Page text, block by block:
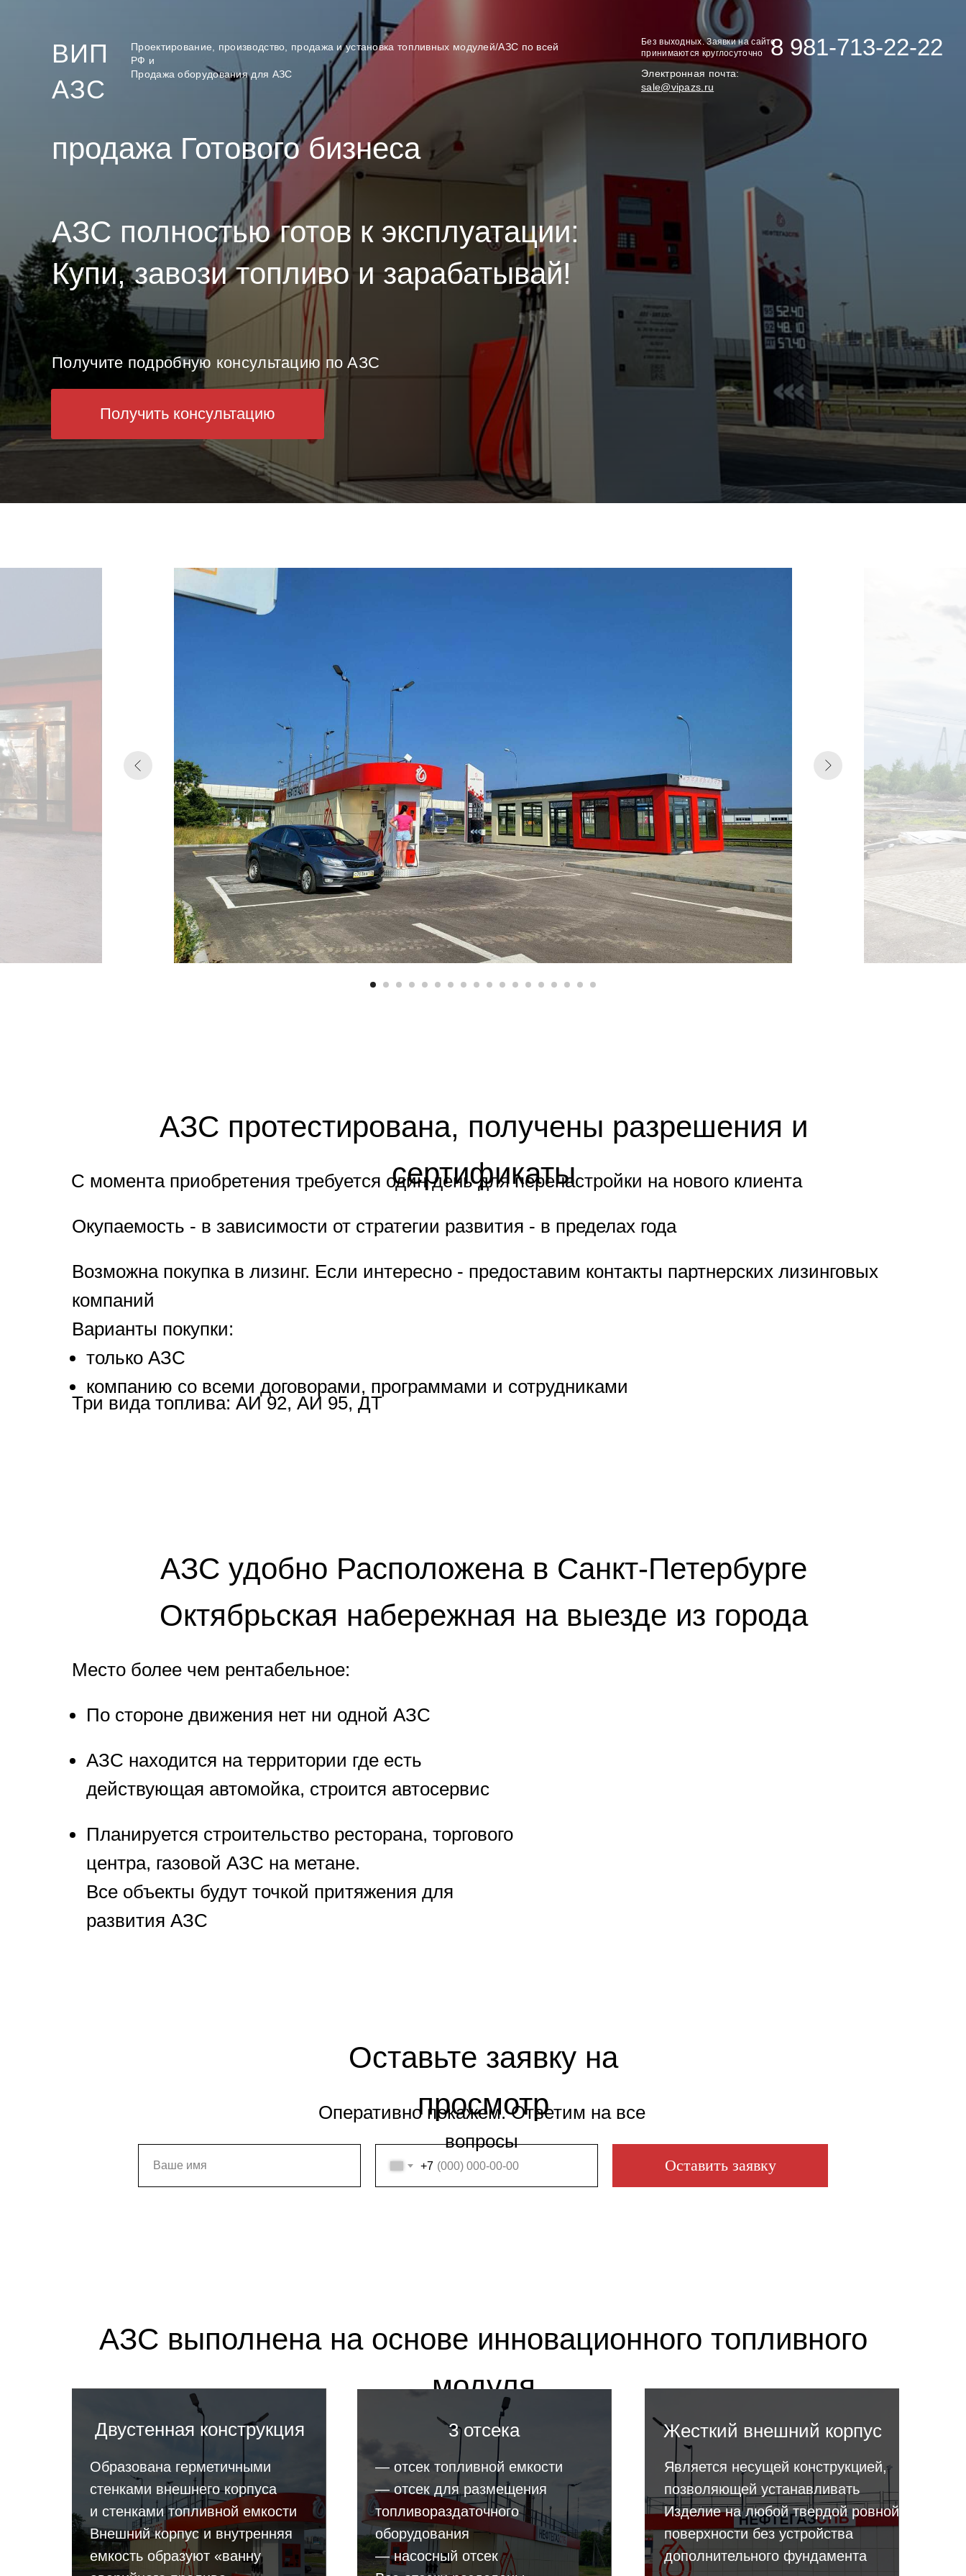
продажа Готового бизнеса
АЗС полностью готов к эксплуатации:
Купи, завози топливо и зарабатывай!
Проектирование, производство, продажа и установка топливных модулей/АЗС по всей
РФ и
Продажа оборудования для АЗС
ВИП
АЗС
Электронная почта:
sale@vipazs.ru
Без выходных. Заявки на сайте
принимаются круглосуточно
Получить консультацию
Получите подробную консультацию по АЗС
8 981-713-22-22
АЗС протестирована, получены разрешения и
сертификаты
Окупаемость - в зависимости от стратегии развития - в пределах года
Три вида топлива: АИ 92, АИ 95, ДТ
Возможна покупка в лизинг. Если интересно - предоставим контакты партнерских лизинговых
компаний
Варианты покупки:
только АЗС
компанию со всеми договорами, программами и сотрудниками
С момента приобретения требуется один день для перенастройки на нового клиента
Место более чем рентабельное:
АЗС удобно Расположена в Санкт-Петербурге
Октябрьская набережная на выезде из города
АЗС находится на территории где есть
действующая автомойка, строится автосервис
Планируется строительство ресторана, торгового
центра, газовой АЗС на метане.
Все объекты будут точкой притяжения для
развития АЗС
По стороне движения нет ни одной АЗС
на выезде из города
+7 Оставить заявку
Оперативно покажем. Ответим на все
вопросы
Оставьте заявку на
просмотр
Оперативно покажем
Ответим на все вопросы
АЗС выполнена на основе инновационного топливного
модуля
Двустенная конструкция
Образована герметичными
стенками внешнего корпуса
и стенками топливной емкости
Внешний корпус и внутренняя
емкость образуют «ванну
— отсек топливной емкости
— отсек для размещения
топливораздаточного
оборудования
— насосный отсек
3 отсека Жесткий внешний корпус
Является несущей конструкцией,
позволяющей устанавливать
Изделие на любой твердой ровной
поверхности без устройства
дополнительного фундамента